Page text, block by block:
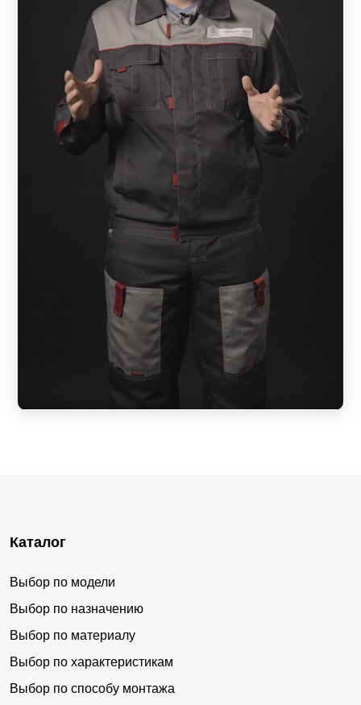
Каталог
Выбор по модели
Выбор по назначению
Выбор по материалу
Выбор по характеристикам
Выбор по способу монтажа